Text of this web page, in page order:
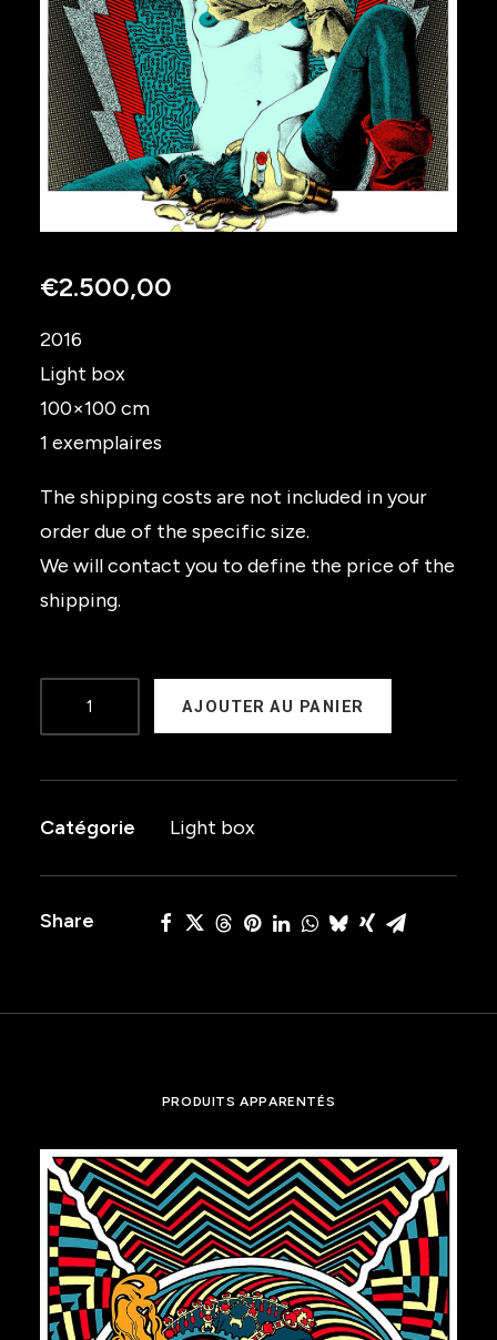
€2.500,00
2016
Light box
100×100 cm
1 exemplaires
The shipping costs are not included in your
order due of the specific size.
We will contact you to define the price of the
shipping.
de
(light
AJOUTER AU PANIER
Catégorie Light box
Share
PRODUITS APPARENTÉS